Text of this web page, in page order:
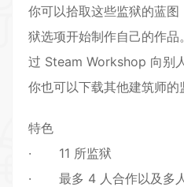
你可以拾取这些监狱的蓝
狱选项开始制作自己的作
过 Steam Workshop 向别
你也可以下载其他建筑师的
特色
· 11 所监狱
· 最多 4 人合作以及多